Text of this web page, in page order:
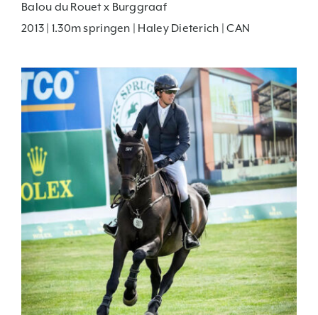
Balou du Rouet x Burggraaf
2013 | 1.30m springen | Haley Dieterich | CAN